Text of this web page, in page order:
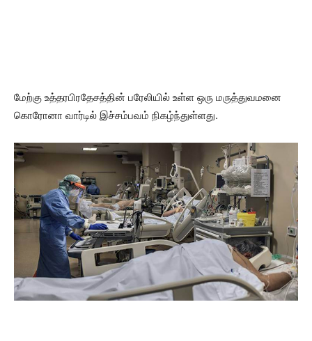
மேற்கு உத்தரபிரதேசத்தின் பரேலியில் உள்ள ஒரு மருத்துவமனை
கொரோனா வார்டில் இச்சம்பவம் நிகழ்ந்துள்ளது.